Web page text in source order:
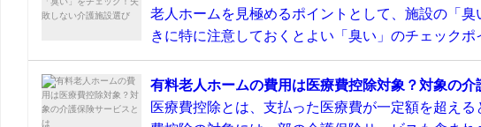
老人ホームを見極めるポイントとして、施設の「
きに特に注意しておくとよい「臭い」のチェックポ
有料老人ホームの費用は医療費控除対象？対象の介
医療費控除とは、支払った医療費が一定額を超え